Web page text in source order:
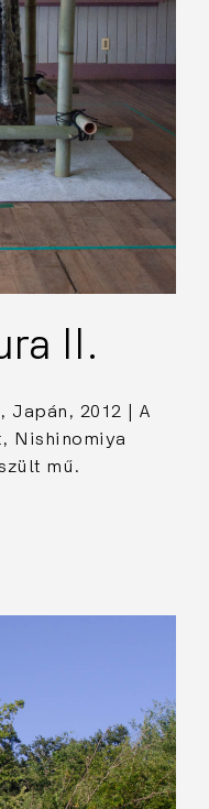
II.
Japán, 2012 | A
Nishinomiya
mű.